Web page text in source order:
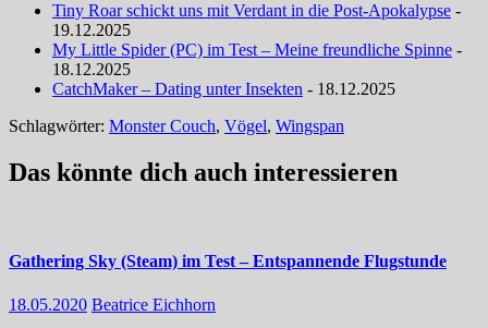
Tiny Roar schickt uns mit Verdant in die Post-Apokalypse -
19.12.2025
My Little Spider (PC) im Test – Meine freundliche Spinne -
18.12.2025
CatchMaker – Dating unter Insekten - 18.12.2025
Schlagwörter: Monster Couch, Vögel, Wingspan
Das könnte dich auch interessieren
Gathering Sky (Steam) im Test – Entspannende Flugstunde
18.05.2020 Beatrice Eichhorn